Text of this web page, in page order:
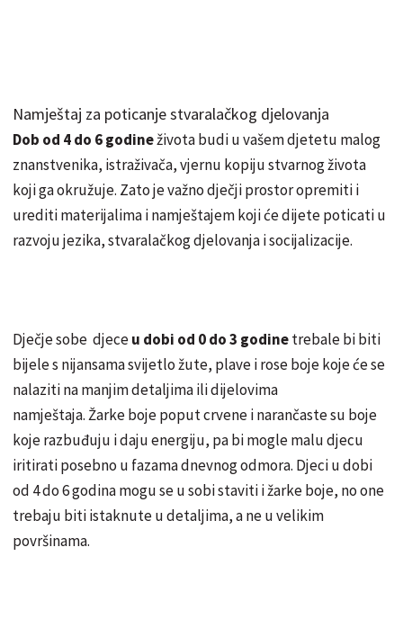
Namještaj za poticanje stvaralačkog djelovanja
Dob od 4 do 6 godineživota budi u vašem djetetu malog
znanstvenika, istraživača, vjernu kopiju stvarnog života
koji ga okružuje. Zato je važno dječji prostor opremiti i
urediti materijalima i namještajem koji će dijete poticati u
razvoju jezika, stvaralačkog djelovanja i socijalizacije.
Dječje sobe djeceu dobi od 0 do 3 godinetrebale bi biti
bijele s nijansama svijetlo žute, plave i rose boje koje će se
nalaziti na manjim detaljima ili dijelovima
namještaja. Žarke boje poput crvene i narančaste su boje
koje razbuđuju i daju energiju, pa bi mogle malu djecu
iritirati posebno u fazama dnevnog odmora. Djeci u dobi
od 4 do 6 godina mogu se u sobi staviti i žarke boje, no one
trebaju biti istaknute u detaljima, a ne u velikim
površinama.